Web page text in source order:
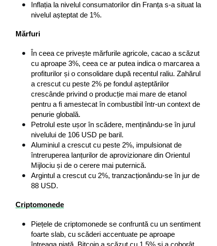
Inflația la nivelul consumatorilor din Franța s-a situat la
nivelul așteptat de 1%.
Mărfuri
În ceea ce privește mărfurile agricole, cacao a scăzut
cu aproape 3%, ceea ce ar putea indica o marcarea a
profiturilor și o consolidare după recentul raliu. Zahărul
a crescut cu peste 2% pe fondul așteptărilor
crescânde privind o producție mai mare de etanol
pentru a fi amestecat în combustibil într-un context de
penurie globală.
Petrolul este ușor în scădere, menținându-se în jurul
nivelului de 106 USD pe baril.
Aluminiul a crescut cu peste 2%, impulsionat de
întreruperea lanțurilor de aprovizionare din Orientul
Mijlociu și de o cerere mai puternică.
Argintul a crescut cu 2%, tranzacționându-se în jur de
88 USD.
Criptomonede
Piețele de criptomonede se confruntă cu un sentiment
foarte slab, cu scăderi accentuate pe aproape
întreaga piață. Bitcoin a scăzut cu 1,5% și a coborât